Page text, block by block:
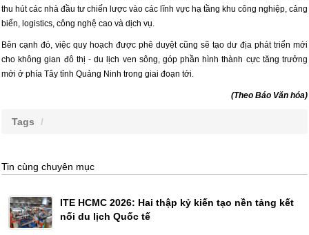
thu hút các nhà đầu tư chiến lược vào các lĩnh vực hạ tầng khu công nghiệp, cảng
biển, logistics, công nghệ cao và dịch vụ.
Bên cạnh đó, việc quy hoạch được phê duyệt cũng sẽ tạo dư địa phát triển mới
cho không gian đô thị - du lịch ven sông, góp phần hình thành cực tăng trưởng
mới ở phía Tây tỉnh Quảng Ninh trong giai đoạn tới.
(Theo Báo Văn hóa)
Tags
Tin cùng chuyên mục
ITE HCMC 2026: Hai thập kỷ kiến tạo nền tảng kết
nối du lịch Quốc tế